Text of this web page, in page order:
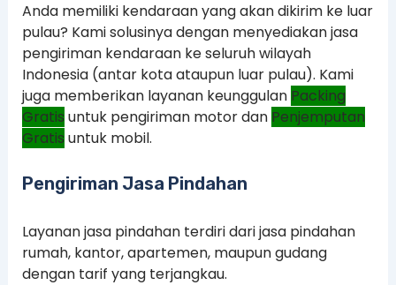
Anda memiliki kendaraan yang akan dikirim ke luar
pulau? Kami solusinya dengan menyediakan jasa
pengiriman kendaraan ke seluruh wilayah
Indonesia (antar kota ataupun luar pulau). Kami
juga memberikan layanan keunggulan Packing
Gratis untuk pengiriman motor dan Penjemputan
Gratis untuk mobil.
Pengiriman Jasa Pindahan
Layanan jasa pindahan terdiri dari jasa pindahan
rumah, kantor, apartemen, maupun gudang
dengan tarif yang terjangkau.